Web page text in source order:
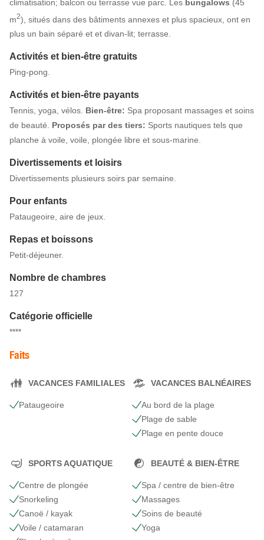
climatisation; balcon ou terrasse vue parc. Les bungalows (45
m2), situés dans des bâtiments annexes et plus spacieux, ont en
plus un bain séparé et et divan-lit; terrasse.
Activités et bien-être gratuits
Ping-pong.
Activités et bien-être payants
Tennis, yoga, vélos. Bien-être: Spa proposant massages et soins
de beauté. Proposés par des tiers: Sports nautiques tels que
planche à voile, voile, plongée libre et sous-marine.
Divertissements et loisirs
Divertissements plusieurs soirs par semaine.
Pour enfants
Pataugeoire, aire de jeux.
Repas et boissons
Petit-déjeuner.
Nombre de chambres
127
Catégorie officielle
****
Faits
VACANCES FAMILIALES
Pataugeoire
VACANCES BALNÉAIRES
Au bord de la plage
Plage de sable
Plage en pente douce
SPORTS AQUATIQUE
Centre de plongée
Snorkeling
Canoë / kayak
Voile / catamaran
BEAUTÉ & BIEN-ÊTRE
Spa / centre de bien-être
Massages
Soins de beauté
Yoga